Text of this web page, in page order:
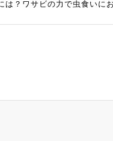
？ワサビの力で虫食いに